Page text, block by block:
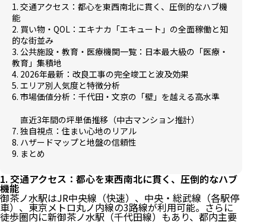
1. 交通アクセス：都心を東西南北に貫く、圧倒的なハブ機
能
2. 買い物・QOL：エキナカ「エキュート」の全面稼働と知
的な街並み
3. 公共施設・教育・医療機関一覧：日本最大級の「医療・
教育」集積地
4. 2026年最新：改良工事の完全竣工と波及効果
5. エリア別人気度と特徴分析
6. 市場価値分析：千代田・文京の「壁」を越える高水準
直近3年間の坪単価推移（中古マンション推計）
7. 独自視点：住まい心地のリアル
8. ハザードマップと地盤の信頼性
9. まとめ
1. 交通アクセス：都心を東西南北に貫く、圧倒的なハブ
機能
御茶ノ水駅はJR中央線（快速）、中央・総武線（各駅停
車）、東京メトロ丸ノ内線の3路線が利用可能。さらに
徒歩圏内に新御茶ノ水駅（千代田線）もあり、都内主要